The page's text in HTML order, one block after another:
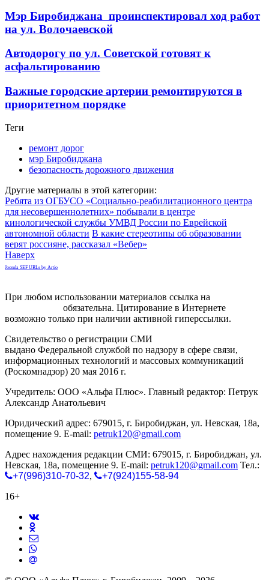
Мэр Биробиджана проинспектировал ход работ
на ул. Волочаевской
Автодорогу по ул. Советской готовят к
асфальтированию
Важные городские артерии ремонтируются в
приоритетном порядке
Теги
ремонт дорог
мэр Биробиджана
безопасность дорожного движения
Другие материалы в этой категории:
Ребята из ОГБУСО «Социально-реабилитационного центра
для несовершеннолетних» побывали в центре
кинологической службы УМВД России по Еврейской
автономной области В какие стереотипы об образовании
верят россияне, рассказал «Вебер»
Наверх
Joomla SEF URLs by Artio
При любом использовании материалов ссылка на
обязательна. Цитирование в Интернете
возможно только при наличии активной гиперссылки.
Свидетельство о регистрации СМИ
выдано Федеральной службой по надзору в сфере связи,
информационных технологий и массовых коммуникаций
(Роскомнадзор) 20 мая 2016 г.
Учредитель: ООО «Альфа Плюс». Главный редактор: Петрук
Александр Анатольевич
Юридический адрес: 679015, г. Биробиджан, ул. Невская, 18а,
помещение 9. E-mail: petruk120@gmail.com
Адрес нахождения редакции СМИ: 679015, г. Биробиджан, ул.
Невская, 18а, помещение 9. E-mail: petruk120@gmail.com Тел.:
+7(996)310-70-32,
+7(924)155-58-94
16+